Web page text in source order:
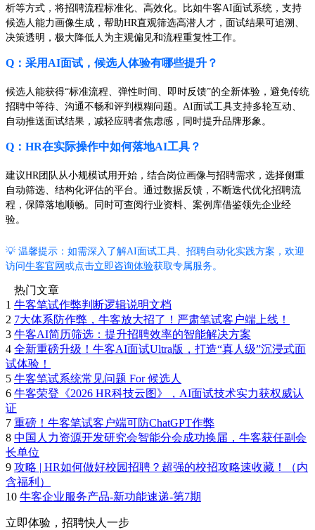
析等方式，将招聘流程标准化、高效化。比如牛客AI面试系统，支持
候选人能力画像生成，帮助HR直观筛选高潜人才，面试结果可追溯、
决策透明，极大降低人为主观偏见和流程重复性工作。
Q：采用AI面试，候选人体验有哪些提升？
候选人能获得“标准流程、弹性时间、即时反馈”的全新体验，避免传统
招聘中等待、沟通不畅和评判模糊问题。AI面试工具支持多轮互动、
自动推送面试结果，减轻应聘者焦虑感，同时提升品牌形象。
Q：HR在实际操作中如何落地AI工具？
建议HR团队从小规模试用开始，结合岗位画像与招聘需求，选择侧重
自动筛选、结构化评估的平台。通过数据反馈，不断迭代优化招聘流
程，保障落地顺畅。同时可查阅行业资料、案例库借鉴领先企业经
验。
💡 温馨提示：如需深入了解AI面试工具、招聘自动化实践方案，欢迎
访问牛客官网 或点击立即咨询体验获取专属服务。
热门文章
1 牛客笔试作弊判断逻辑说明文档
2 7大体系防作弊，牛客放大招了！严肃笔试客户端上线！
3 牛客AI简历筛选：提升招聘效率的智能解决方案
4 全新重磅升级！牛客AI面试Ultra版，打造“真人级”沉浸式面
试体验！
5 牛客笔试系统常见问题 For 候选人
6 牛客荣登《2026 HR科技云图》，AI面试技术实力获权威认
证
7 重磅！牛客笔试客户端可防ChatGPT作弊
8 中国人力资源开发研究会智能分会成功换届，牛客获任副会
长单位
9 攻略 | HR如何做好校园招聘？超强的校招攻略速收藏！（内
含福利）
10 牛客企业服务产品-新功能速递-第7期
立即体验，招聘快人一步